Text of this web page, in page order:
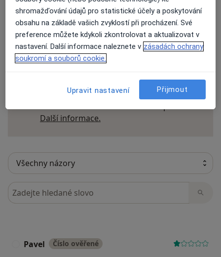
Přidejte svůj názor
35 názorů
Recenze pacientů jsou pro nás důležité.
Specialisté nemají možnost zaplatit za
odstranění nebo změnu recenze pacienta.
Další informace.
Hledejte v názorech
Pavel Číslo ověřené
shromažďování údajů pro statistické účely a poskytování
obsahu na základě vašich zvyklostí při procházení. Své
preference můžete kdykoli zkontrolovat a aktualizovat v
nastavení. Další informace naleznete v zásadách ochrany
soukromí a souborů cookie.
Upravit nastavení Přijmout